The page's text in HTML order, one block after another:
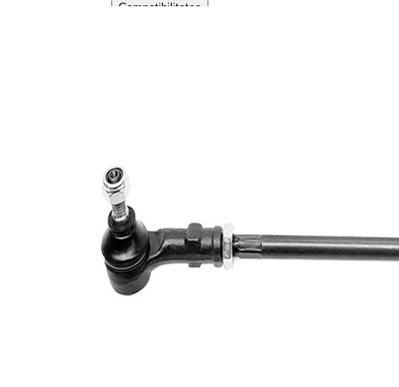
Compatibilitatea
Articol
extins/Informatii
de extindere
Dimensiune
filet 1
M12 x
1,5
Numar articol
par
VKDY